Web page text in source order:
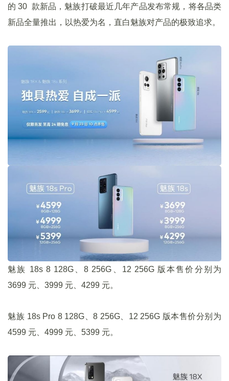
的 30 款新品，魅族打破最近几年产品发布常规，将各品类
新品全量推出，以热爱为名，直白魅族对产品的极致追求。
魅族 18s 8 128G、8 256G、12 256G 版本售价分别为
3699 元、3999 元、4299 元。
魅族 18s Pro 8 128G、8 256G、12 256G 版本售价分别为
4599 元、4999 元、5399 元。